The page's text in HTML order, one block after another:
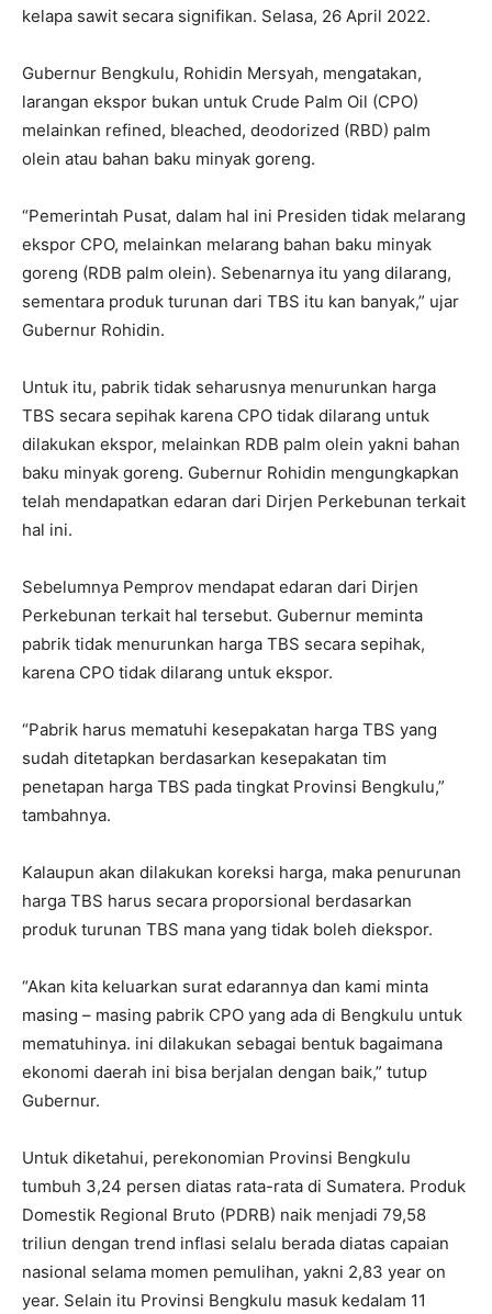
kelapa sawit secara signifikan. Selasa, 26 April 2022.
Gubernur Bengkulu, Rohidin Mersyah, mengatakan,
larangan ekspor bukan untuk Crude Palm Oil (CPO)
melainkan refined, bleached, deodorized (RBD) palm
olein atau bahan baku minyak goreng.
“Pemerintah Pusat, dalam hal ini Presiden tidak melarang
ekspor CPO, melainkan melarang bahan baku minyak
goreng (RDB palm olein). Sebenarnya itu yang dilarang,
sementara produk turunan dari TBS itu kan banyak,” ujar
Gubernur Rohidin.
Untuk itu, pabrik tidak seharusnya menurunkan harga
TBS secara sepihak karena CPO tidak dilarang untuk
dilakukan ekspor, melainkan RDB palm olein yakni bahan
baku minyak goreng. Gubernur Rohidin mengungkapkan
telah mendapatkan edaran dari Dirjen Perkebunan terkait
hal ini.
Sebelumnya Pemprov mendapat edaran dari Dirjen
Perkebunan terkait hal tersebut. Gubernur meminta
pabrik tidak menurunkan harga TBS secara sepihak,
karena CPO tidak dilarang untuk ekspor.
“Pabrik harus mematuhi kesepakatan harga TBS yang
sudah ditetapkan berdasarkan kesepakatan tim
penetapan harga TBS pada tingkat Provinsi Bengkulu,”
tambahnya.
Kalaupun akan dilakukan koreksi harga, maka penurunan
harga TBS harus secara proporsional berdasarkan
produk turunan TBS mana yang tidak boleh diekspor.
“Akan kita keluarkan surat edarannya dan kami minta
masing – masing pabrik CPO yang ada di Bengkulu untuk
mematuhinya. ini dilakukan sebagai bentuk bagaimana
ekonomi daerah ini bisa berjalan dengan baik,” tutup
Gubernur.
Untuk diketahui, perekonomian Provinsi Bengkulu
tumbuh 3,24 persen diatas rata-rata di Sumatera. Produk
Domestik Regional Bruto (PDRB) naik menjadi 79,58
triliun dengan trend inflasi selalu berada diatas capaian
nasional selama momen pemulihan, yakni 2,83 year on
year. Selain itu Provinsi Bengkulu masuk kedalam 11